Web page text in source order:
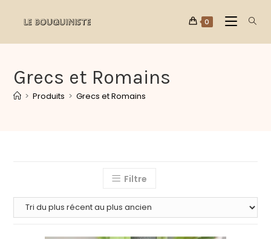
0
Grecs et Romains
> Produits > Grecs et Romains
Filtre